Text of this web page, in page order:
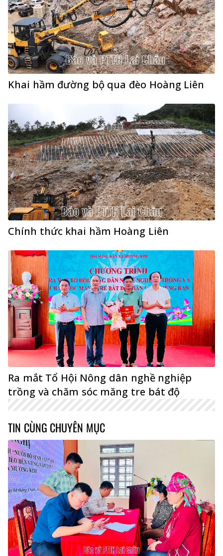
Khai hầm đường bộ qua đèo Hoàng Liên
Chính thức khai hầm Hoàng Liên
Ra mắt Tổ Hội Nông dân nghề nghiệp
trồng và chăm sóc măng tre bát độ
TIN CÙNG CHUYÊN MỤC